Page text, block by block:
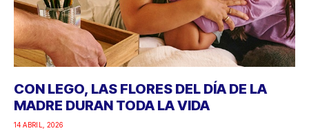
CON LEGO, LAS FLORES DEL DÍA DE LA
MADRE DURAN TODA LA VIDA
14 ABRIL, 2026